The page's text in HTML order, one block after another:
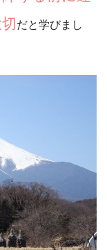
だと学びまし